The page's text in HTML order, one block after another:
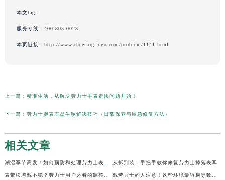
本文tag：
服务专线： 400-805-0023
本页链接： http://www.cheerlog-lego.com/problem/1141.html
上一篇： 精准生活，从解决劳力士手表走快问题开始！
下一篇： 劳力士腕表表盘生锈解决技巧（日常保养与应急修复方法）
相关文章
从拆到装：手把手教你修复劳力士掉落表耳